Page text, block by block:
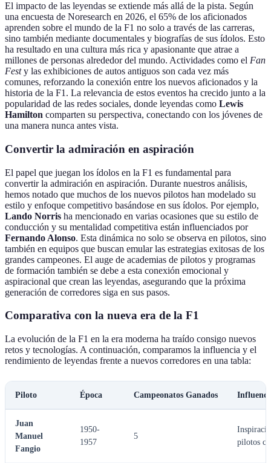
El impacto de las leyendas se extiende más allá de la pista. Según
una encuesta de Noresearch en 2026, el 65% de los aficionados
aprenden sobre el mundo de la F1 no solo a través de las carreras,
sino también mediante documentales y biografías de sus ídolos. Esto
ha resultado en una cultura más rica y apasionante que atrae a
millones de personas alrededor del mundo. Actividades como el Fan
Festy las exhibiciones de autos antiguos son cada vez más
comunes, reforzando la conexión entre los nuevos aficionados y la
historia de la F1. La relevancia de estos eventos ha crecido junto a la
popularidad de las redes sociales, donde leyendas como Lewis
Hamilton comparten su perspectiva, conectando con los jóvenes de
una manera nunca antes vista.
Convertir la admiración en aspiración
El papel que juegan los ídolos en la F1 es fundamental para
convertir la admiración en aspiración. Durante nuestros análisis,
hemos notado que muchos de los nuevos pilotos han modelado su
estilo y enfoque competitivo basándose en sus ídolos. Por ejemplo,
Lando Norris ha mencionado en varias ocasiones que su estilo de
conducción y su mentalidad competitiva están influenciados por
Fernando Alonso. Esta dinámica no solo se observa en pilotos, sino
también en equipos que buscan emular las estrategias exitosas de los
grandes campeones. El auge de academias de pilotos y programas
de formación también se debe a esta conexión emocional y
aspiracional que crean las leyendas, asegurando que la próxima
generación de corredores siga en sus pasos.
Comparativa con la nueva era de la F1
La evolución de la F1 en la era moderna ha traído consigo nuevos
retos y tecnologías. A continuación, comparamos la influencia y el
rendimiento de leyendas frente a nuevos corredores en una tabla:
Piloto Época Campeonatos Ganados
Juan
Manuel
Fangio
1950-
1957
5
pilotos